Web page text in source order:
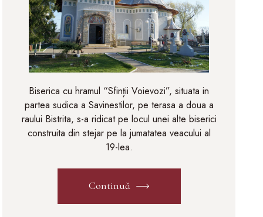
Biserica cu hramul “Sfinții Voievozi”, situata in
partea sudica a Savinestilor, pe terasa a doua a
raului Bistrita, s-a ridicat pe locul unei alte biserici
construita din stejar pe la jumatatea veacului al
19-lea.
Continuă